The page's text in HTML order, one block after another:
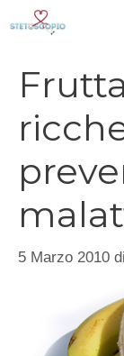
5 Marzo 2010 di